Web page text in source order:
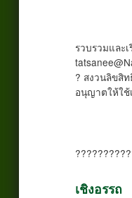
รวบรวมและ
? สงวนลิขสิ
อนุญาตให้ใช้
เชิงอรรถ